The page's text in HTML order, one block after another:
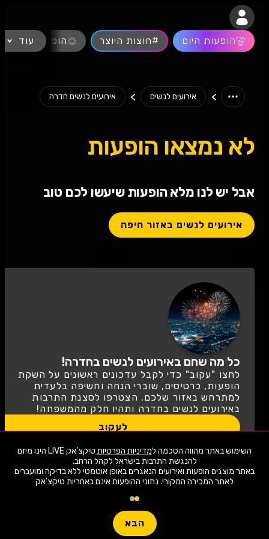
השימוש באתר מהווה הסכמה למדיניות הפרטיות
טיקצ'אק LIVE הינו מיזם
באתר מוצגים הופעות ואירועים הנאגרים באופן אוטמטי ללא בדיקה ומועברים
לאתר המכירה המקורי. נתוני ההופעות אינם באחריות טיקצ'אק
הבא
חפשו הופעה
הופעות היום #חוצות היוצר הופעות חיות
עוד
> אירועים לנשים > אירועים לנשים חדרה
לא נמצאו הופעות
אבל יש לנו מלא הופעות שיעשו לכם טוב
אירועים לנשים באזור חיפה
כל מה שחם באירועים לנשים בחדרה!
לחצו "עקוב" כדי לקבל עדכונים ראשונים על השקת
הופעות, כרטיסים, שוברי הנחה וחשיפה בלעדית
למתרחש באזור שלכם. הצטרפו לסצנת התרבות
באירועים לנשים בחדרה ותהיו חלק מהמשפחה!
לעקוב
שימו -💓- נתוני ההופעות המוצגים עודכנו על ידי בינה מלאכותית מאתר המכירה
המקורי. יתכנו טעויות ושינויים.
טיקצ'אק LIVE לא מוכרת כרטיסים למופע זה ולא לוקחת אחריות על
יש לבדוק היטב באתר המכירה בפועל לפני הרכישה!
פופולריים השבוע